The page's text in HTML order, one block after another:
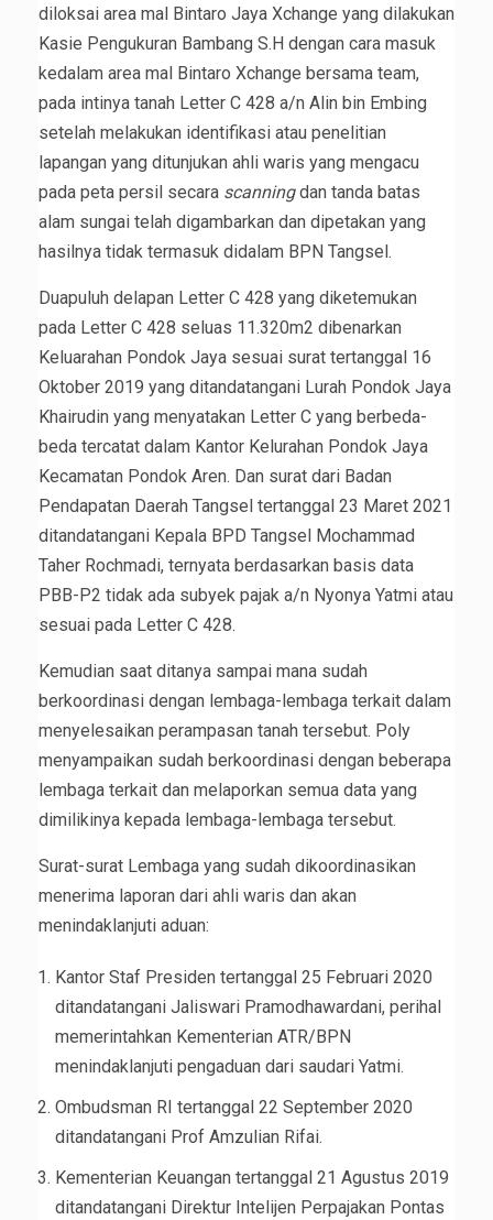
diloksai area mal Bintaro Jaya Xchange yang dilakukan
Kasie Pengukuran Bambang S.H dengan cara masuk
kedalam area mal Bintaro Xchange bersama team,
pada intinya tanah Letter C 428 a/n Alin bin Embing
setelah melakukan identifikasi atau penelitian
lapangan yang ditunjukan ahli waris yang mengacu
pada peta persil secara scanningdan tanda batas
alam sungai telah digambarkan dan dipetakan yang
hasilnya tidak termasuk didalam BPN Tangsel.
Duapuluh delapan Letter C 428 yang diketemukan
pada Letter C 428 seluas 11.320m2 dibenarkan
Keluarahan Pondok Jaya sesuai surat tertanggal 16
Oktober 2019 yang ditandatangani Lurah Pondok Jaya
Khairudin yang menyatakan Letter C yang berbeda-
beda tercatat dalam Kantor Kelurahan Pondok Jaya
Kecamatan Pondok Aren. Dan surat dari Badan
Pendapatan Daerah Tangsel tertanggal 23 Maret 2021
ditandatangani Kepala BPD Tangsel Mochammad
Taher Rochmadi, ternyata berdasarkan basis data
PBB-P2 tidak ada subyek pajak a/n Nyonya Yatmi atau
sesuai pada Letter C 428.
Kemudian saat ditanya sampai mana sudah
berkoordinasi dengan lembaga-lembaga terkait dalam
menyelesaikan perampasan tanah tersebut. Poly
menyampaikan sudah berkoordinasi dengan beberapa
lembaga terkait dan melaporkan semua data yang
dimilikinya kepada lembaga-lembaga tersebut.
Surat-surat Lembaga yang sudah dikoordinasikan
menerima laporan dari ahli waris dan akan
menindaklanjuti aduan:
Kantor Staf Presiden tertanggal 25 Februari 2020
ditandatangani Jaliswari Pramodhawardani, perihal
memerintahkan Kementerian ATR/BPN
menindaklanjuti pengaduan dari saudari Yatmi.
Ombudsman RI tertanggal 22 September 2020
ditandatangani Prof Amzulian Rifai.
Kementerian Keuangan tertanggal 21 Agustus 2019
ditandatangani Direktur Intelijen Perpajakan Pontas